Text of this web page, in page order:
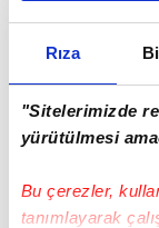
Rıza
"Sitelerimizde
yürütülmesi
Bu çerezler,
tanımlayarak